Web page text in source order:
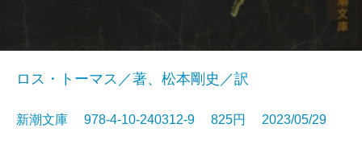
ロス・トーマス／著、松本剛史／訳
新潮文庫 978-4-10-240312-9 825円 2023/05/29